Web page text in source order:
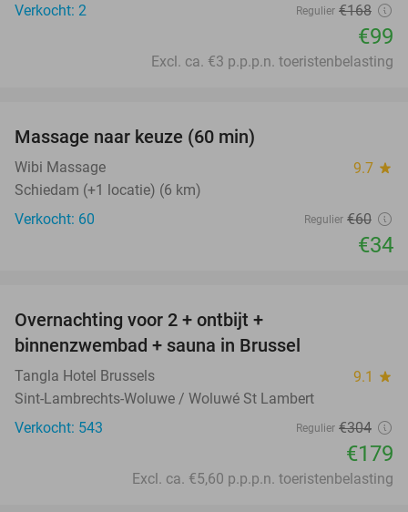
Verkocht: 2
Regulier €168
€99
Excl. ca. €3 p.p.p.n. toeristenbelasting
Massage naar keuze (60 min)
Wibi Massage 9.7 star
Schiedam (+1 locatie) (6 km)
Verkocht: 60
Regulier €60
€34
Overnachting voor 2 + ontbijt +
binnenzwembad + sauna in Brussel
Tangla Hotel Brussels 9.1 star
Sint-Lambrechts-Woluwe / Woluwé St Lambert
Verkocht: 543
Regulier €304
€179
Excl. ca. €5,60 p.p.p.n. toeristenbelasting